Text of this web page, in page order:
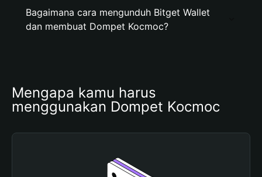
Bagaimana cara mengunduh Bitget Wallet
dan membuat Dompet Kocmoc?
Mengapa kamu harus
menggunakan Dompet Kocmoc